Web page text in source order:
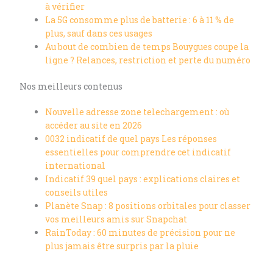
à vérifier
La 5G consomme plus de batterie : 6 à 11 % de
plus, sauf dans ces usages
Au bout de combien de temps Bouygues coupe la
ligne ? Relances, restriction et perte du numéro
Nos meilleurs contenus
Nouvelle adresse zone telechargement : où
accéder au site en 2026
0032 indicatif de quel pays Les réponses
essentielles pour comprendre cet indicatif
international
Indicatif 39 quel pays : explications claires et
conseils utiles
Planète Snap : 8 positions orbitales pour classer
vos meilleurs amis sur Snapchat
RainToday : 60 minutes de précision pour ne
plus jamais être surpris par la pluie